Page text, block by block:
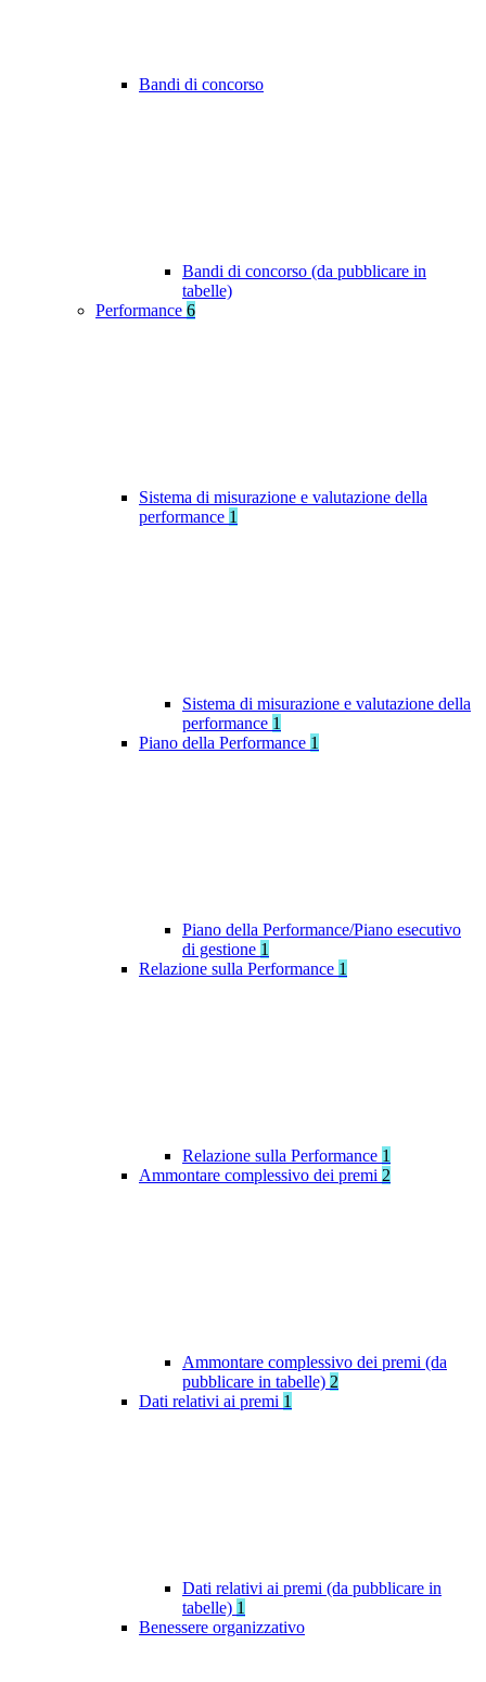
Bandi di concorso
Bandi di concorso (da pubblicare in
tabelle)
Performance 6
Sistema di misurazione e valutazione della
performance 1
Sistema di misurazione e valutazione della
performance 1
Piano della Performance 1
Piano della Performance/Piano esecutivo
di gestione 1
Relazione sulla Performance 1
Relazione sulla Performance 1
Ammontare complessivo dei premi 2
Ammontare complessivo dei premi (da
pubblicare in tabelle) 2
Dati relativi ai premi 1
Dati relativi ai premi (da pubblicare in
tabelle) 1
Benessere organizzativo